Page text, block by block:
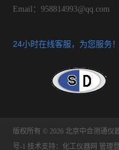
Email：958814993@qq.com
24小时在线客服，为您服务
版权所有 © 2026 北京中合测通仪
号-1 技术支持： 化工仪器网 管理